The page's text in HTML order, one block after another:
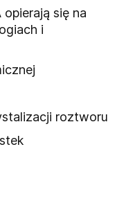
się na
i
roztworu